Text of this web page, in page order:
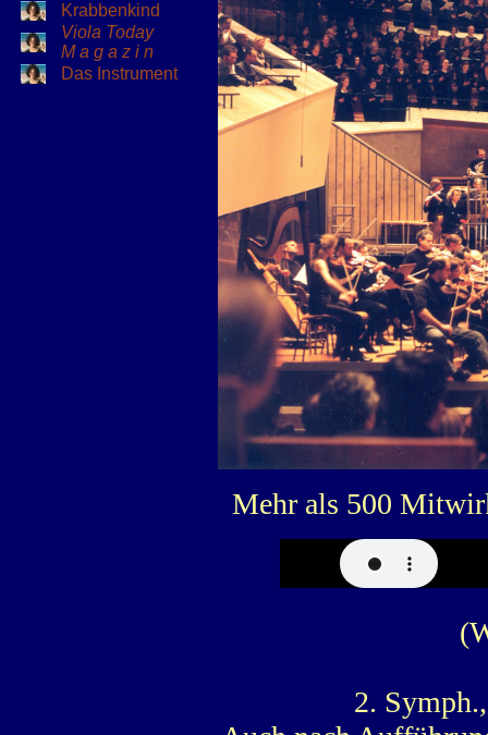
Mehr als 500
2.
Krabbenkind
Viola Today
M a g a z i n
Das Instrument